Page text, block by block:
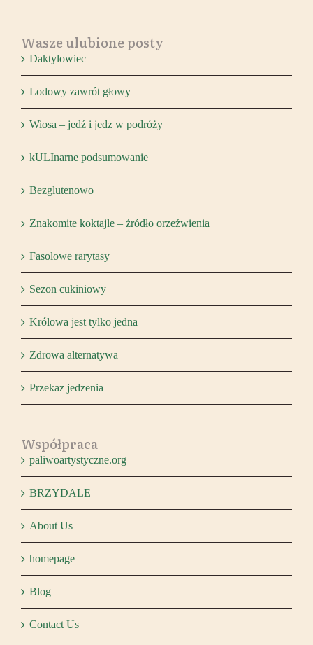
Wasze ulubione posty
Daktylowiec
Lodowy zawrót głowy
Wiosa – jedź i jedz w podróży
kULInarne podsumowanie
Bezglutenowo
Znakomite koktajle – źródło orzeźwienia
Fasolowe rarytasy
Sezon cukiniowy
Królowa jest tylko jedna
Zdrowa alternatywa
Przekaz jedzenia
Współpraca
paliwoartystyczne.org
BRZYDALE
About Us
homepage
Blog
Contact Us